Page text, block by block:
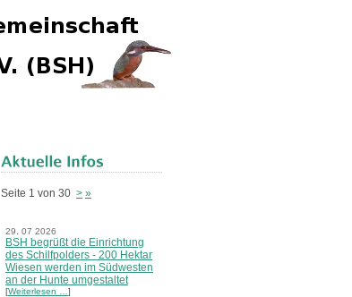
Seite 1 von 30 > »
29. 07 2026
BSH begrüßt die Einrichtung
des Schilfpolders - 200 Hektar
Wiesen werden im Südwesten
an der Hunte umgestaltet
[Weiterlesen … ]